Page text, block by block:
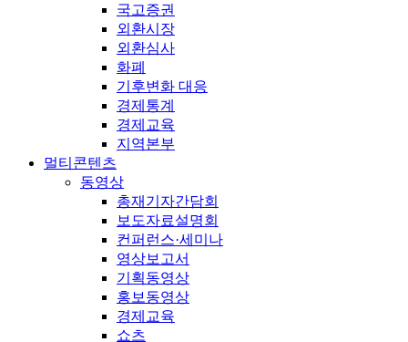
국고증권
외환시장
외환심사
화폐
기후변화 대응
경제통계
경제교육
지역본부
멀티콘텐츠
동영상
총재기자간담회
보도자료설명회
컨퍼런스·세미나
영상보고서
기획동영상
홍보동영상
경제교육
쇼츠